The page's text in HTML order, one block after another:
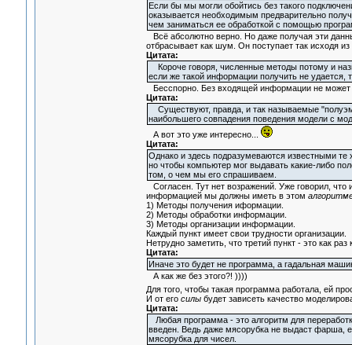
Если бы мы могли обойтись без такого
оказывается необходимым предварительно
чем заниматься ее обработкой с помощью
Всё абсолютно верно. Но даже получая эти
отбрасывает как шум. Он поступает так исходя из
Цитата:
Короче говоря, численные методы потому и
если же такой информации получить не удается,
Бесспорно. Без входящей информации не может
Цитата:
Существуют, правда, и так называемые
наибольшего совпадения поведения модели с
А вот это уже интересно...
Цитата:
Однако и здесь подразумеваются известными те
но чтобы компьютер мог выдавать какие-либо
том, о чем мы его спрашиваем.
Согласен. Тут нет возражений. Уже говорил,
информацией мы должны иметь в этом
1) Методы получения иформации.
2) Методы обработки информации.
3) Методы организации информации.
Каждый пункт имеет свои трудности организации.
Нетрудно заметить, что третий пункт - это как
Цитата:
Иначе это будет не программа, а гадальная
А как же без этого?! ))))
Для того, чтобы такая программа работала, ей
И от его силыбудет зависеть качество
Цитата:
Любая программа - это алгоритм для
введен. Ведь даже мясорубка не выдаст фарша,
мясорубка для чисел.